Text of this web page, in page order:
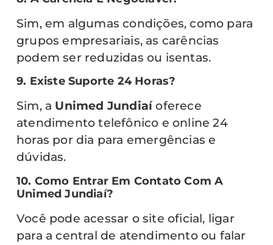
Sim, em algumas condições, como para
grupos empresariais, as carências
podem ser reduzidas ou isentas.
9. Existe Suporte 24 Horas?
Sim, a Unimed Jundiaíoferece
atendimento telefônico e online 24
horas por dia para emergências e
dúvidas.
10. Como Entrar Em Contato Com A
Unimed Jundiaí?
Você pode acessar o site oficial, ligar
para a central de atendimento ou falar